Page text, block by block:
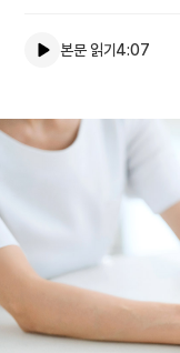
본문 읽기4:07